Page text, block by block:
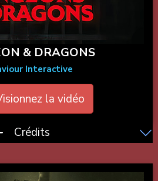
& DRAGONS
Interactive
la vidéo
Crédits